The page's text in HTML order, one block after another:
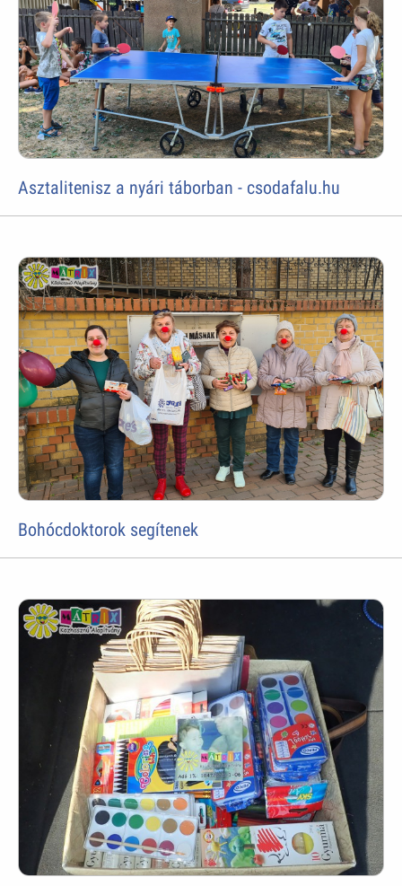
Asztalitenisz a nyári táborban - csodafalu.hu
Bohócdoktorok segítenek